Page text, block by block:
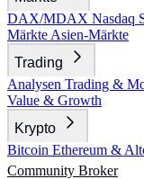
DAX/MDAX Nasdaq
Märkte Asien-Märkte
Trading
Analysen Trading &
Value & Growth
Krypto
Bitcoin Ethereum &
Community Broker